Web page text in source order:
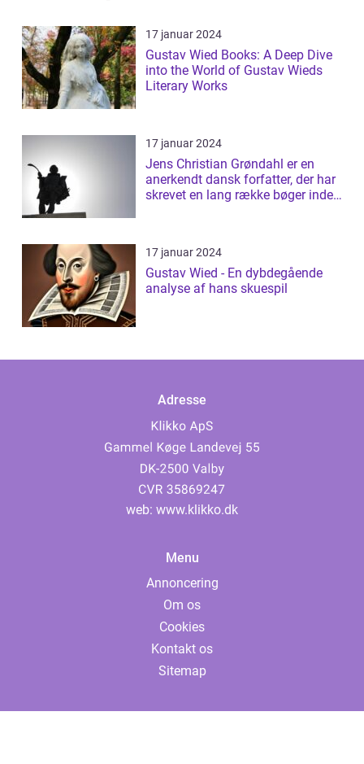
17 januar 2024
Gustav Wied Books: A Deep Dive
into the World of Gustav Wieds
Literary Works
17 januar 2024
Jens Christian Grøndahl er en
anerkendt dansk forfatter, der har
skrevet en lang række bøger inden
17 januar 2024
Gustav Wied - En dybdegående
analyse af hans skuespil
Adresse
web: www.klikko.dk
Menu
Annoncering
Om os
Cookies
Kontakt os
Sitemap